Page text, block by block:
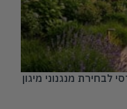
מנגנוני מיגון